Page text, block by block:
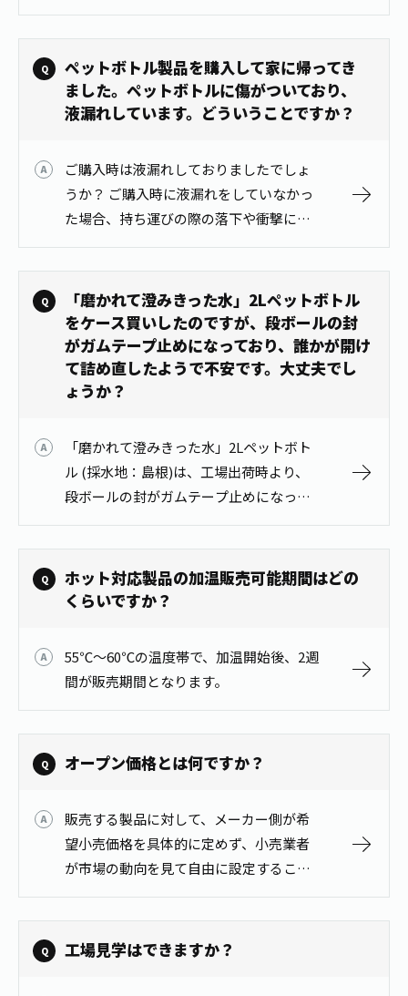
せいただきますよう、お願いいたしま
す。 伊藤園 お客様相談室 フリーコー
ル：0800-100-1100 インター…
ペットボトル製品を購入して家に帰ってき
ました。ペットボトルに傷がついており、
液漏れしています。どういうことですか？
ご購入時は液漏れしておりましたでしょ
うか？ ご購入時に液漏れをしていなかっ
た場合、持ち運びの際の落下や衝撃によ
り、ボトルが破損し液漏れが発生した可
能性が考えられます。お取り扱いには十
分ご注意ください。 なお、ご購入時に
液…
「磨かれて澄みきった水」2Lペットボトル
をケース買いしたのですが、段ボールの封
がガムテープ止めになっており、誰かが開け
て詰め直したようで不安です。大丈夫でし
ょうか？
「磨かれて澄みきった水」2Lペットボト
ル (採水地：島根)は、工場出荷時より、
段ボールの封がガムテープ止めになって
います。ご安心してお飲みください。 採
水地はその他に信州と宮崎の製品があり
ます。こちらの段ボールはガムテー…
ホット対応製品の加温販売可能期間はどの
くらいですか？
55℃～60℃の温度帯で、加温開始後、2週
間が販売期間となります。
オープン価格とは何ですか？
販売する製品に対して、メーカー側が希
望小売価格を具体的に定めず、小売業者
が市場の動向を見て自由に設定すること
ができる価格の事です。
工場見学はできますか？